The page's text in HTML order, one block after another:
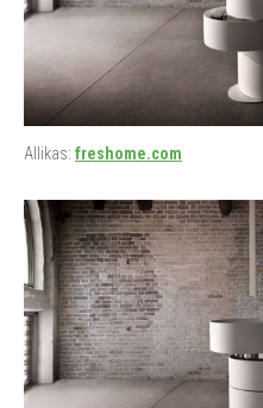
Allikas: freshome.com